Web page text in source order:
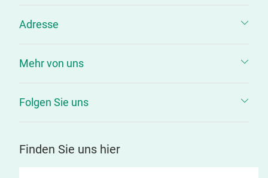
Adresse
Mehr von uns
Folgen Sie uns
Finden Sie uns hier